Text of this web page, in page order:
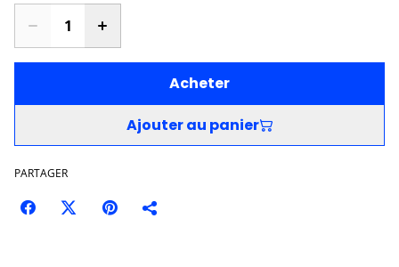
Acheter
Ajouter au panier
PARTAGER